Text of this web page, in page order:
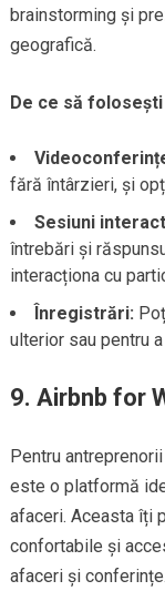
brainstorming și
geografică.
De ce să
fără întârzieri, și
Sesiuni
întrebări și
interacționa cu
Înregistrări:
ulterior sau pentru
9. Airbnb for
Pentru
este o platformă
afaceri. Aceasta îți
confortabile și
afaceri și conferințe.